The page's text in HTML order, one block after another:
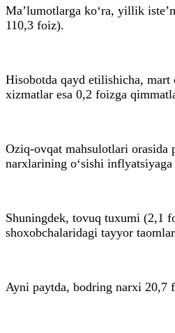
Ma’lumotlarga ko‘ra, yillik
110,3 foiz).
Hisobotda qayd etilishicha,
xizmatlar esa 0,2 foizga
Oziq-ovqat mahsulotlari
narxlarining o‘sishi inflyatsiyaga
Shuningdek, tovuq tuxumi (2,1
shoxobchalaridagi tayyor
Ayni paytda, bodring narxi 20,7